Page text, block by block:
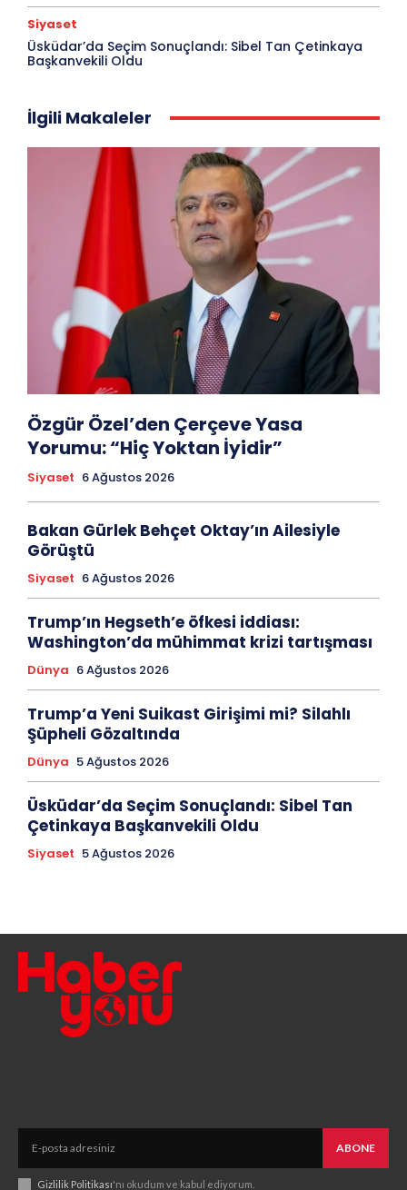
Siyaset
Üsküdar’da Seçim Sonuçlandı: Sibel Tan Çetinkaya
Başkanvekili Oldu
İlgili Makaleler
Özgür Özel’den Çerçeve Yasa
Yorumu: “Hiç Yoktan İyidir”
Siyaset 6 Ağustos 2026
Bakan Gürlek Behçet Oktay’ın Ailesiyle
Görüştü
Siyaset 6 Ağustos 2026
Trump’ın Hegseth’e öfkesi iddiası:
Washington’da mühimmat krizi tartışması
Dünya 6 Ağustos 2026
Trump’a Yeni Suikast Girişimi mi? Silahlı
Şüpheli Gözaltında
Dünya 5 Ağustos 2026
Üsküdar’da Seçim Sonuçlandı: Sibel Tan
Çetinkaya Başkanvekili Oldu
Siyaset 5 Ağustos 2026
ABONE
Gizlilik Politikası'nı okudum ve kabul ediyorum.